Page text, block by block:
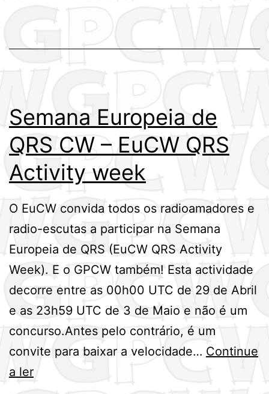
Semana Europeia de
QRS CW – EuCW QRS
Activity week
O EuCW convida todos os radioamadores e
radio-escutas a participar na Semana
Europeia de QRS (EuCW QRS Activity
Week). E o GPCW também! Esta actividade
decorre entre as 00h00 UTC de 29 de Abril
e as 23h59 UTC de 3 de Maio e não é um
concurso.Antes pelo contrário, é um
convite para baixar a velocidade… Continue
a lerSemana